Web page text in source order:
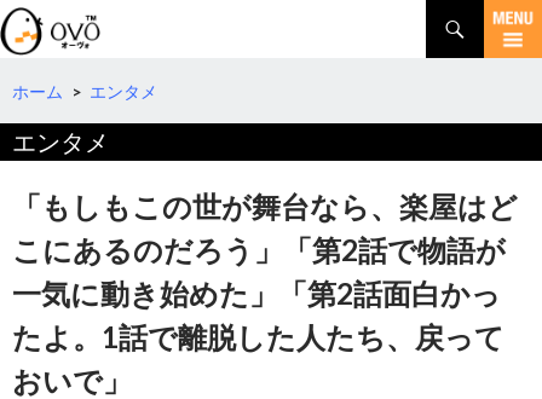
検
索
コ
テ
へ
ホーム > エンタメ
エンタメ
「もしもこの世が舞台なら、楽屋はど
こにあるのだろう」「第2話で物語が
一気に動き始めた」「第2話面白かっ
たよ。1話で離脱した人たち、戻って
おいで」